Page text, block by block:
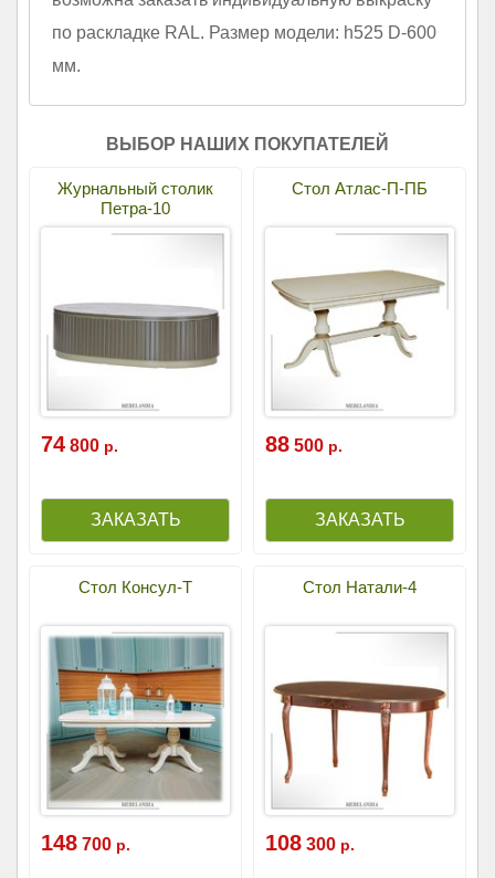
по раскладке RAL. Размер модели: h525 D-600
мм.
ВЫБОР НАШИХ ПОКУПАТЕЛЕЙ
Журнальный столик
Петра-10
74 800 р.
Стол Атлас-П-ПБ
88 500 р.
Стол Консул-Т
148 700 р.
Стол Натали-4
108 300 р.